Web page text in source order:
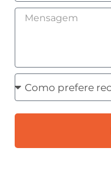
Mensagem
Como
prefere
receber
contato?